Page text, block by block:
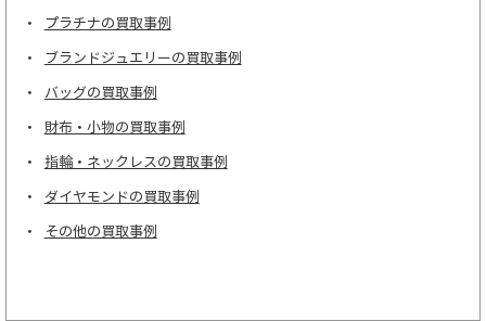
プラチナの買取事例
ブランドジュエリーの買取事例
バッグの買取事例
財布・小物の買取事例
指輪・ネックレスの買取事例
ダイヤモンドの買取事例
その他の買取事例